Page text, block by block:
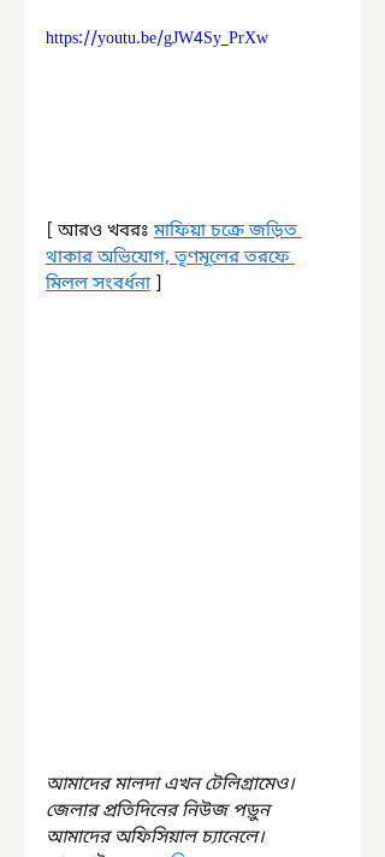
https://youtu.be/gJW4Sy_PrXw
[ আরও খবরঃ মাফিয়া চক্রে জড়িত
থাকার অভিযোগ, তৃণমূলের তরফে
মিলল সংবর্ধনা ]
আমাদের মালদা এখন টেলিগ্রামেও।
জেলার প্রতিদিনের নিউজ পড়ুন
আমাদের অফিসিয়াল চ্যানেলে।